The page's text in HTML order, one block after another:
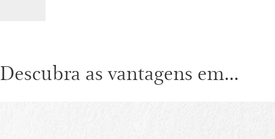
Descubra as vantagens em...